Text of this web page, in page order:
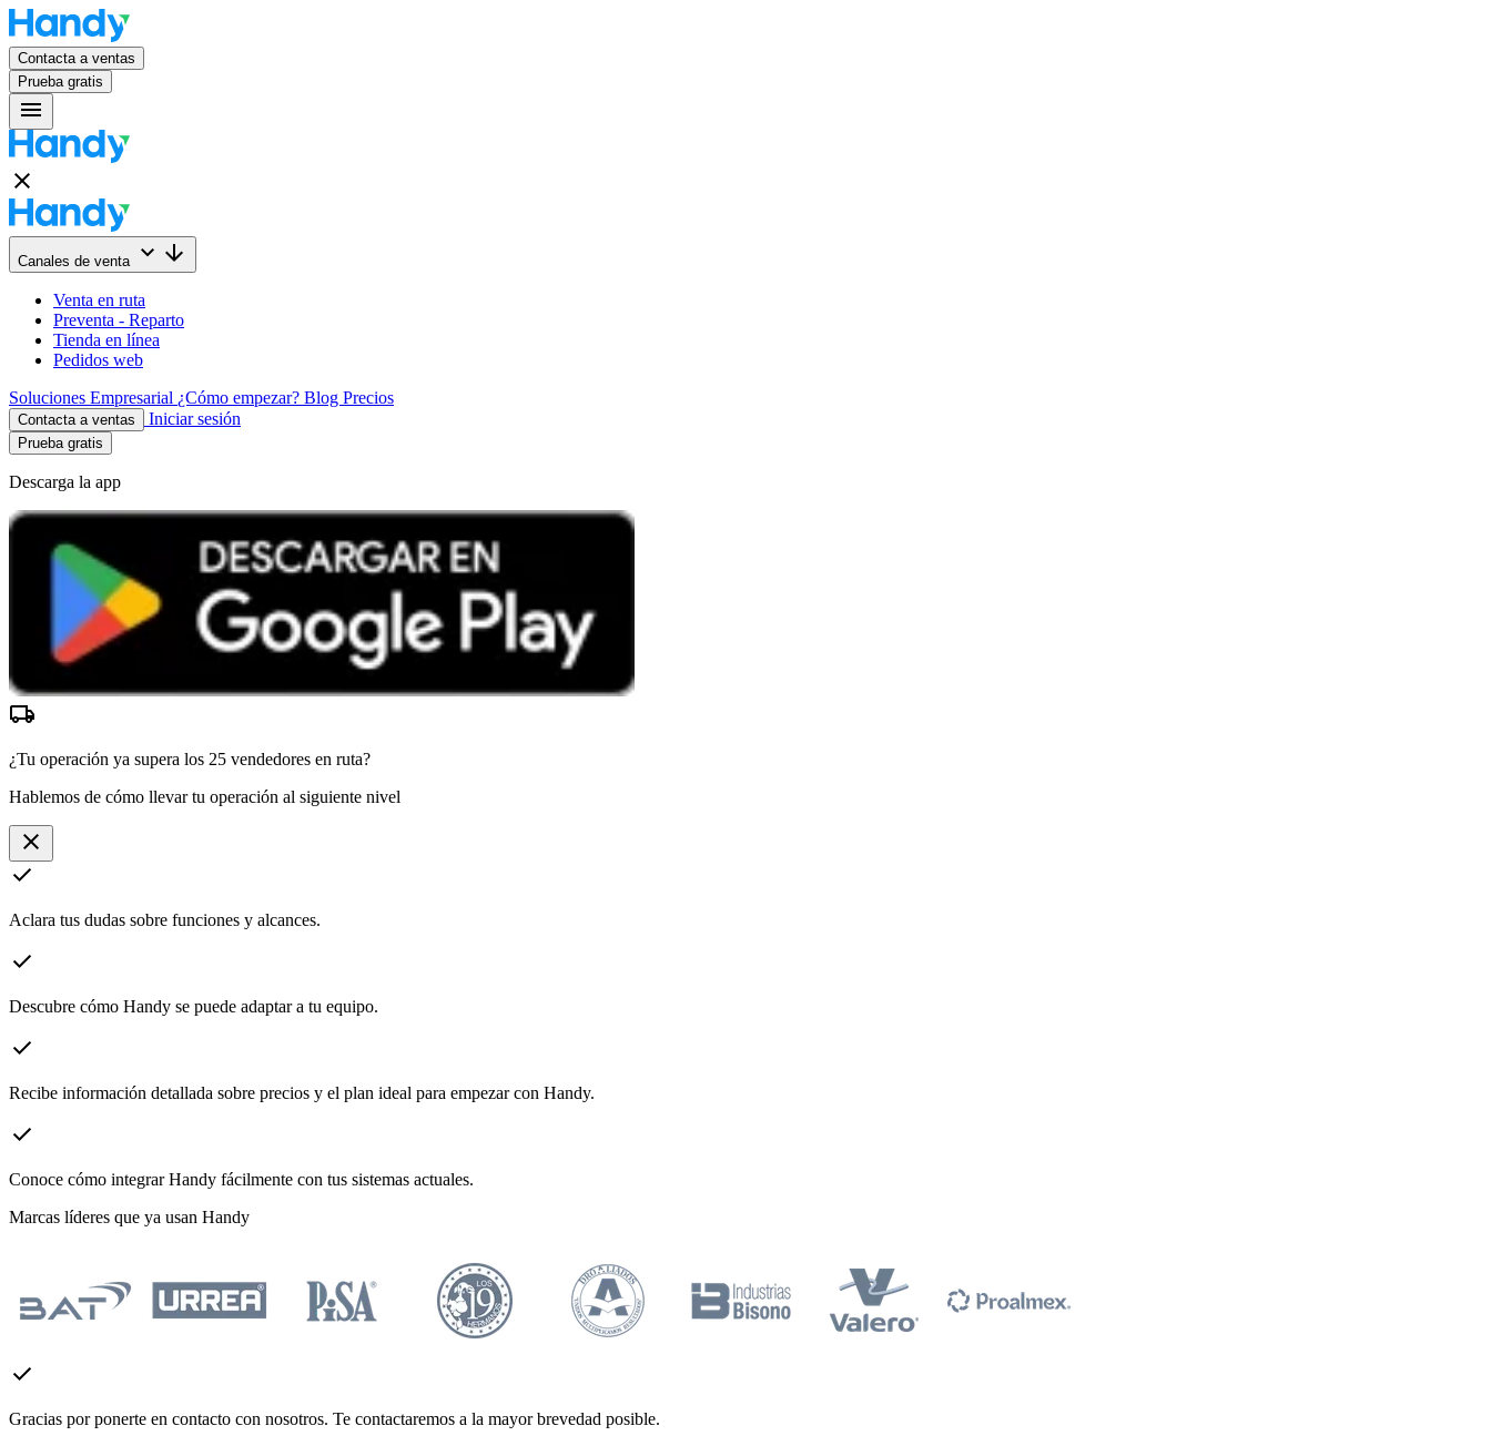
Contacta a ventas
Prueba gratis
menu
close
Canales de venta keyboard_arrow_down arrow_downward
Venta en ruta
Preventa - Reparto
Tienda en línea
Pedidos web
Soluciones Empresarial ¿Cómo empezar? Blog Precios
Contacta a ventas Iniciar sesión
Prueba gratis
Descarga la app
local_shipping
¿Tu operación ya supera los 25 vendedores en ruta?
Hablemos de cómo llevar tu operación al siguiente nivel
close
check
Aclara tus dudas sobre funciones y alcances.
check
Descubre cómo Handy se puede adaptar a tu equipo.
check
Recibe información detallada sobre precios y el plan ideal para empezar con Handy.
check
Conoce cómo integrar Handy fácilmente con tus sistemas actuales.
Marcas líderes que ya usan Handy
check
Gracias por ponerte en contacto con nosotros. Te contactaremos a la mayor brevedad posible.